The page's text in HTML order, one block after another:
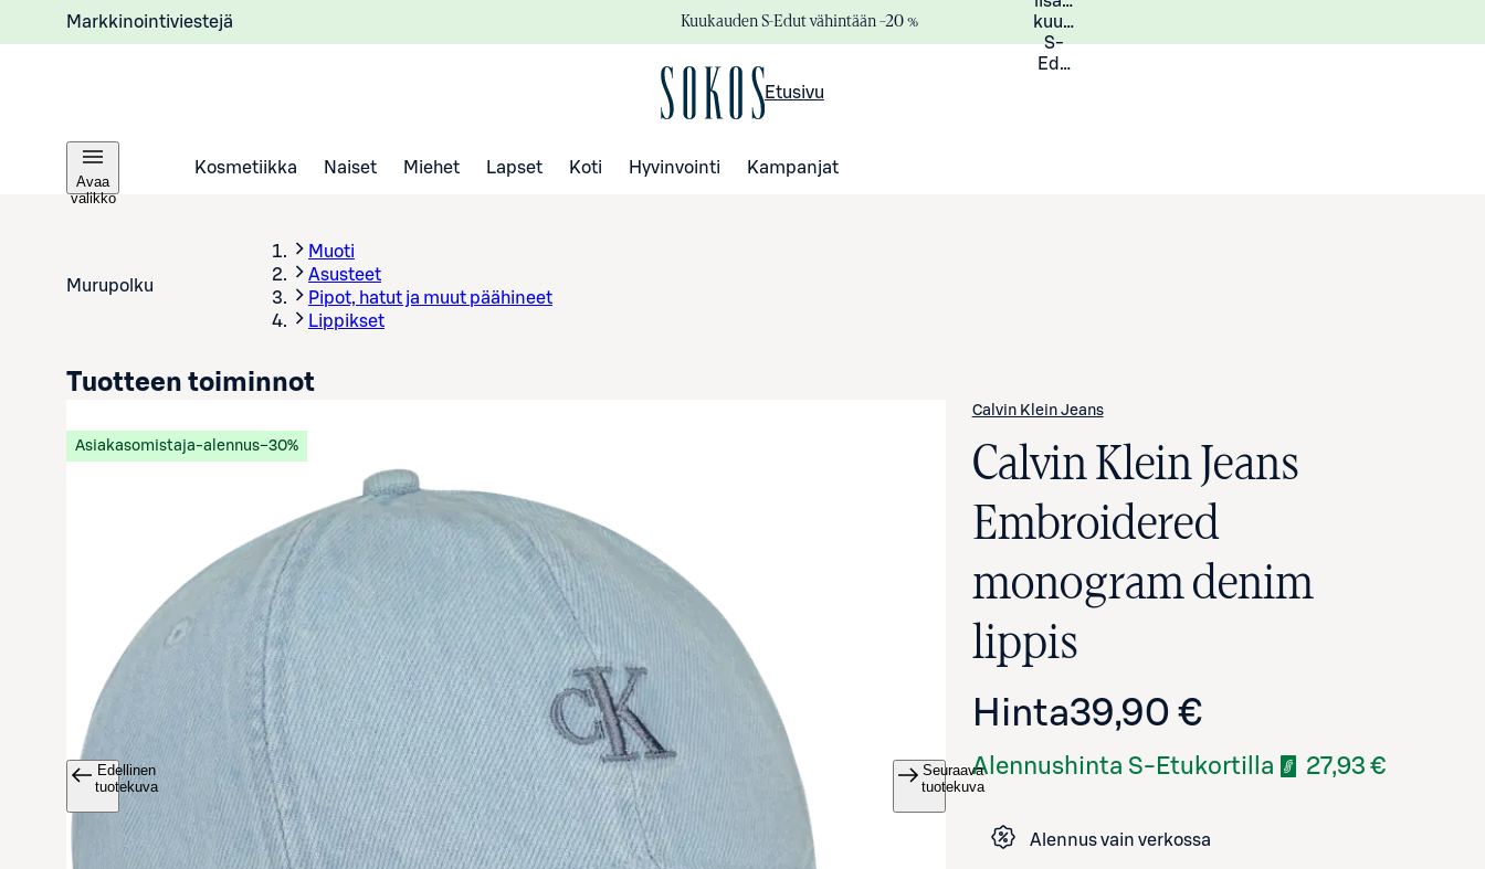
Markkinointiviestejä Kuukauden S-Edut vähintään –20 %
kuukauden
S-
Eduista
Etusivu
Avaa
valikko
Kosmetiikka Naiset Miehet Lapset Koti Hyvinvointi Kampanjat
Murupolku
Muoti
Asusteet
Pipot, hatut ja muut päähineet
Lippikset
Avaa tuotekuva suurennettuna
Asiakasomistaja-alennus−30%
Edellinen
tuotekuva
Seuraava
tuotekuva
Calvin Klein Jeans
Calvin Klein Jeans
Embroidered
monogram denim
lippis
Hinta39,90 €
Alennushinta S-Etukortilla 27,93 €
Alennus vain verkossa
Tuotteen toiminnot